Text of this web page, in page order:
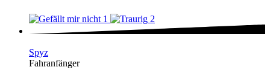
1 2
Spyz
Fahranfänger